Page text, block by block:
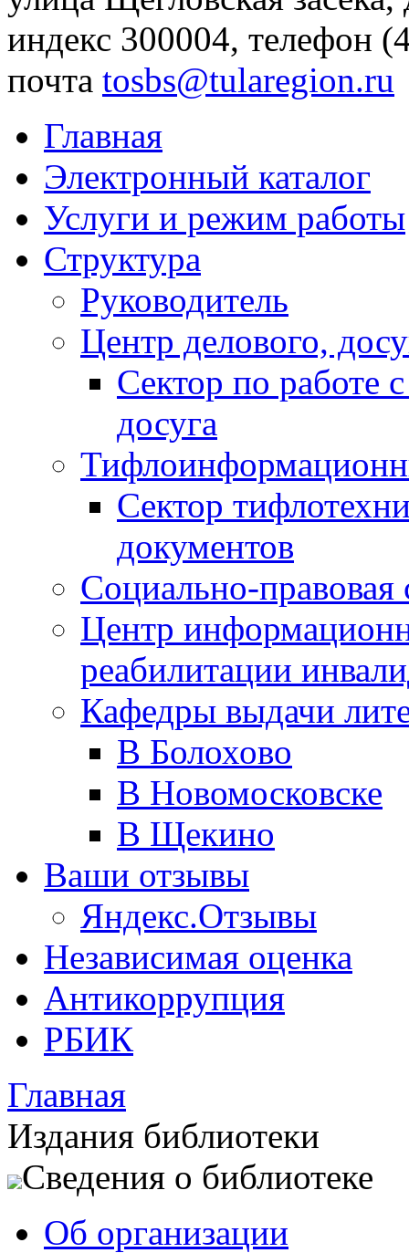
индекс 300004, телефон
почта tosbs@tularegion.ru
Главная
Электронный каталог
Услуги и режим работы
Структура
Руководитель
Центр делового,
Сектор по работе
досуга
Сектор
документов
Социально-правовая
Центр
реабилитации
Кафедры выдачи
В Болохово
В Новомосковске
В Щекино
Ваши отзывы
Яндекс.Отзывы
Независимая оценка
Антикоррупция
РБИК
Главная
Издания библиотеки
Сведения о библиотеке
Об организации